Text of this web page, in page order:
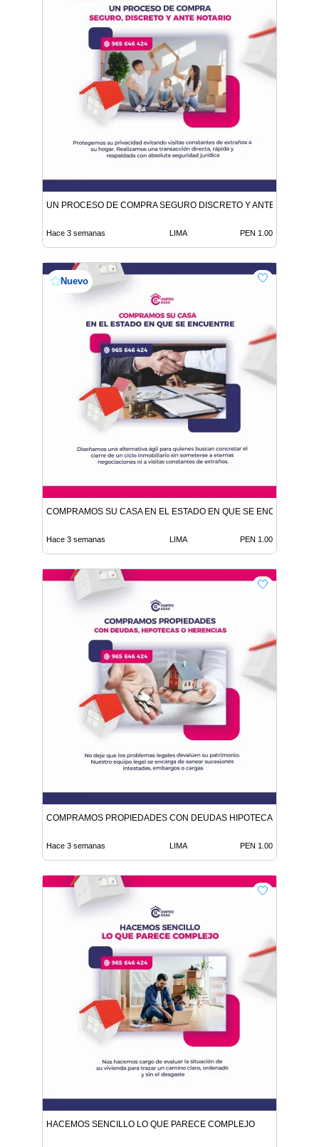
UN PROCESO DE COMPRA SEGURO DISCRETO Y ANTE NOTARIO
Hace 3 semanas LIMA PEN 1.00
Nuevo
COMPRAMOS SU CASA EN EL ESTADO EN QUE SE ENCUENTRE
Hace 3 semanas LIMA PEN 1.00
COMPRAMOS PROPIEDADES CON DEUDAS HIPOTECAS O
Hace 3 semanas LIMA PEN 1.00
HACEMOS SENCILLO LO QUE PARECE COMPLEJO